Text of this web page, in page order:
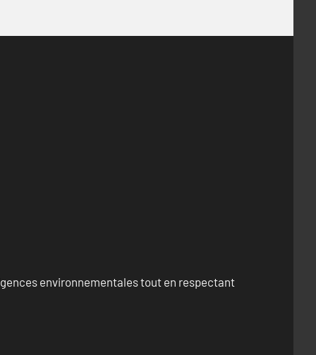
environnementales tout en respectant